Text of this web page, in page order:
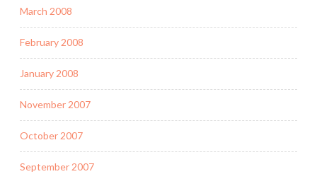
March 2008
February 2008
January 2008
November 2007
October 2007
September 2007